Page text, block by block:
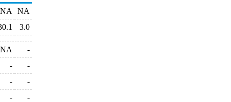
NA
NA
3.0
NA
-
-
-
-
-
-
-